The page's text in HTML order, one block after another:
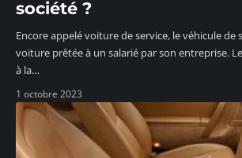
société ?
Encore appelé voiture de service, le véhicule de
voiture prêtée à un salarié par son entreprise.
à la…
1 octobre 2023